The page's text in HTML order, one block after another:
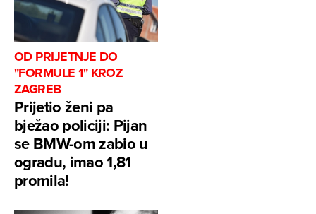
OD PRIJETNJE DO
"FORMULE 1" KROZ
ZAGREB
Prijetio ženi pa
bježao policiji: Pijan
se BMW-om zabio u
ogradu, imao 1,81
promila!